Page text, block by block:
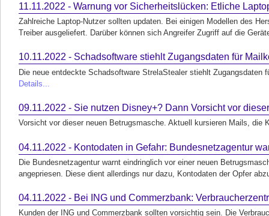
11.11.2022 - Warnung vor Sicherheitslücken: Etliche
Zahlreiche Laptop-Nutzer sollten updaten. Bei einigen Modellen des
Treiber ausgeliefert. Darüber können sich Angreifer Zugriff auf die
10.11.2022 - Schadsoftware stiehlt Zugangsdaten für
Die neue entdeckte Schadsoftware StrelaStealer stiehlt Zugangsdaten
Details...
09.11.2022 - Sie nutzen Disney+? Dann Vorsicht vor
Vorsicht vor dieser neuen Betrugsmasche. Aktuell kursieren Mails, die
04.11.2022 - Kontodaten in Gefahr: Bundesnetzagentur
Die Bundesnetzagentur warnt eindringlich vor einer neuen
angepriesen. Diese dient allerdings nur dazu, Kontodaten der Opfer
04.11.2022 - Bei ING und Commerzbank:
Kunden der ING und Commerzbank sollten vorsichtig sein. Die